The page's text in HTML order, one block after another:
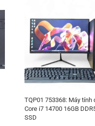
TQP01 753368: Máy tính
Core i7 14700 16GB
SSD